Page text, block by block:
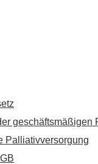
geschäftsmäßigen
Palliativversorgung